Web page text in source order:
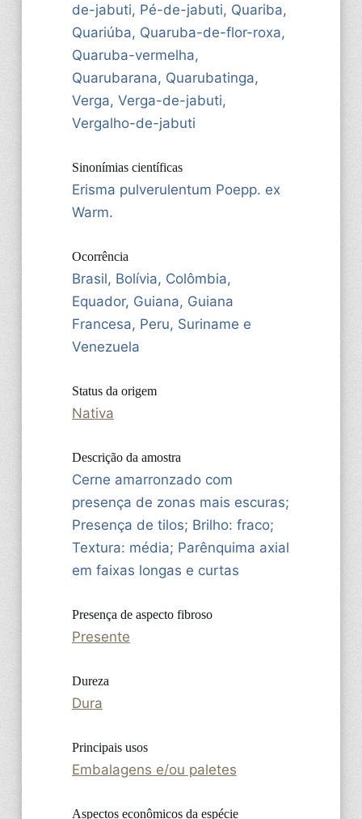
de-jabuti, Pé-de-jabuti, Quariba,
Quariúba, Quaruba-de-flor-roxa,
Quaruba-vermelha,
Quarubarana, Quarubatinga,
Verga, Verga-de-jabuti,
Vergalho-de-jabuti
Sinonímias científicas
Erisma pulverulentum Poepp. ex
Warm.
Ocorrência
Brasil, Bolívia, Colômbia,
Equador, Guiana, Guiana
Francesa, Peru, Suriname e
Venezuela
Status da origem
Nativa
Descrição da amostra
Cerne amarronzado com
presença de zonas mais escuras;
Presença de tilos; Brilho: fraco;
Textura: média; Parênquima axial
em faixas longas e curtas
Presença de aspecto fibroso
Presente
Dureza
Dura
Principais usos
Embalagens e/ou paletes
Aspectos econômicos da espécie